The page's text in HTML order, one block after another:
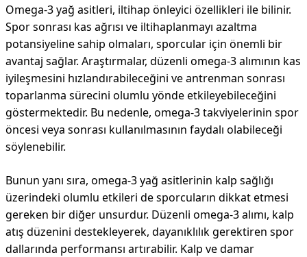
Omega-3 yağ asitleri, iltihap önleyici özellikleri ile bilinir.
Spor sonrası kas ağrısı ve iltihaplanmayı azaltma
potansiyeline sahip olmaları, sporcular için önemli bir
avantaj sağlar. Araştırmalar, düzenli omega-3 alımının kas
iyileşmesini hızlandırabileceğini ve antrenman sonrası
toparlanma sürecini olumlu yönde etkileyebileceğini
göstermektedir. Bu nedenle, omega-3 takviyelerinin spor
öncesi veya sonrası kullanılmasının faydalı olabileceği
söylenebilir.
Bunun yanı sıra, omega-3 yağ asitlerinin kalp sağlığı
üzerindeki olumlu etkileri de sporcuların dikkat etmesi
gereken bir diğer unsurdur. Düzenli omega-3 alımı, kalp
atış düzenini destekleyerek, dayanıklılık gerektiren spor
dallarında performansı artırabilir. Kalp ve damar